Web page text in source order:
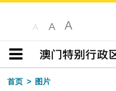
A A A
目录
首页
图片